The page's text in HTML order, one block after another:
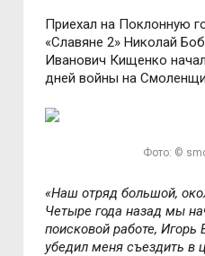
Приехал на Поклонную
«Славяне 2» Николай
Иванович Кищенко
дней войны на
Фото: ©
«Наш отряд большой,
Четыре года назад мы
поисковой работе, Игорь
убедил меня съездить в